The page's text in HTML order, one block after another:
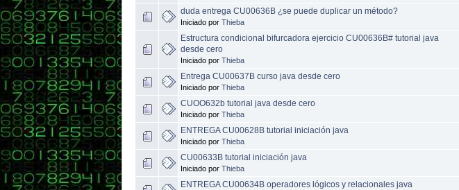
duda entrega CU00636B ¿se puede duplicar un método?
Iniciado por Thieba
Estructura condicional bifurcadora ejercicio CU00636B# tutorial java
desde cero
Iniciado por Thieba
Entrega CU00637B curso java desde cero
Iniciado por Thieba
CUOO632b tutorial java desde cero
Iniciado por Thieba
ENTREGA CU00628B tutorial iniciación java
Iniciado por Thieba
CU00633B tutorial iniciación java
Iniciado por Thieba
ENTREGA CU00634B operadores lógicos y relacionales java